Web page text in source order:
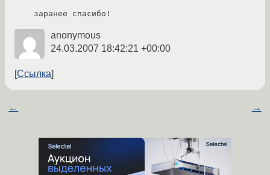
    заранее спасибо!
anonymous
24.03.2007 18:42:21 +00:00
Ссылка
← →